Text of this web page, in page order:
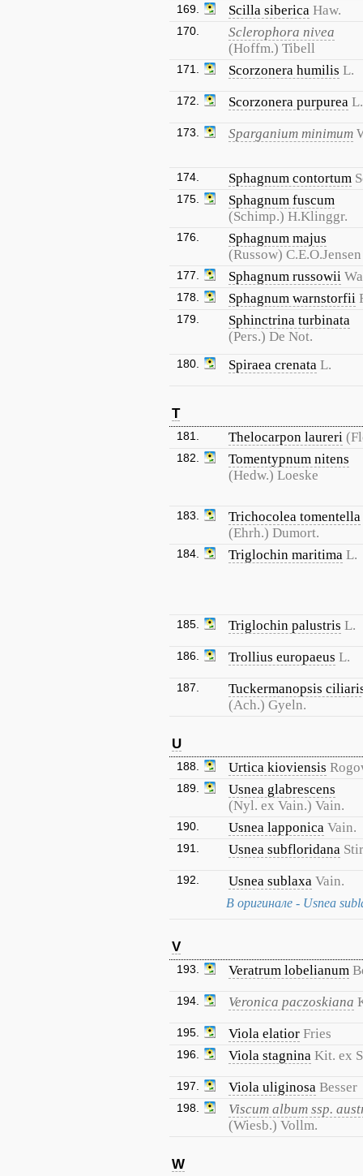
169. Scilla siberica Haw.
170.
Sclerophora nivea
(Hoffm.) Tibell
171. Scorzonera humilis L.
172. Scorzonera purpurea L.
173. Sparganium minimum
174. Sphagnum contortum
175.
Sphagnum fuscum
(Schimp.) H.Klinggr.
176.
Sphagnum majus
(Russow) C.E.O.Jensen
177. Sphagnum russowii
178. Sphagnum warnstorfii
179.
Sphinctrina turbinata
(Pers.) De Not.
180. Spiraea crenata L.
T
181. Thelocarpon laureri
182.
Tomentypnum nitens
(Hedw.) Loeske
183.
Trichocolea tomentella
(Ehrh.) Dumort.
184. Triglochin maritima L.
185. Triglochin palustris L.
186. Trollius europaeus L.
187.
Tuckermanopsis
(Ach.) Gyeln.
U
188. Urtica kioviensis
189.
Usnea glabrescens
(Nyl. ex Vain.) Vain.
190. Usnea lapponica Vain.
191. Usnea subfloridana
192. Usnea sublaxa Vain.
В оригинале - Usnea
V
193. Veratrum lobelianum
194. Veronica paczoskiana
195. Viola elatior Fries
196. Viola stagnina Kit. ex
197. Viola uliginosa Besser
198.
Viscum album ssp.
(Wiesb.) Vollm.
W